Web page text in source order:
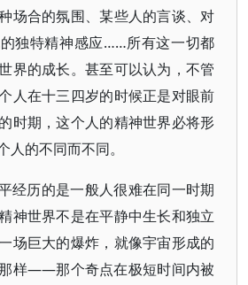
场合的氛围、某些人的言谈、对
独特精神感应……所有这一切都
界的成长。甚至可以认为，不管
人在十三四岁的时候正是对眼前
时期，这个人的精神世界必将形
人的不同而不同。
经历的是一般人很难在同一时期
神世界不是在平静中生长和独立
场巨大的爆炸，就像宇宙形成的
样——那个奇点在极短时间内被